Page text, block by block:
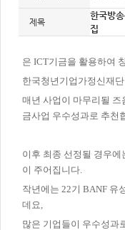
개
내
용,
키
워
드/
주
제,
유
작
권
자/
성
자,
년
대
제목
한국방
집
은 ICT기금을 활용하여
한국청년기업가정신재
매년 사업이 마무리될 즈
금사업 우수성과로 추천
이후 최종 선정될 경우
이 주어집니다.
작년에는 22기 BANF 유
데요,
많은 기업들이 우수성과